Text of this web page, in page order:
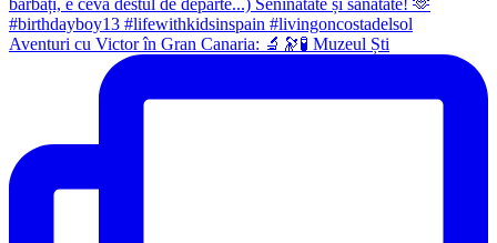
Aventuri cu Victor în Gran Canaria: 🔬🔭🧪 Muzeul Ști